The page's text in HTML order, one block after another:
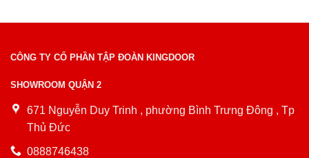
CÔNG TY CỔ PHẦN TẬP ĐOÀN KINGDOOR
SHOWROOM QUẬN 2
671 Nguyễn Duy Trinh , phường Bình Trưng Đông , Tp
Thủ Đức
0888746438